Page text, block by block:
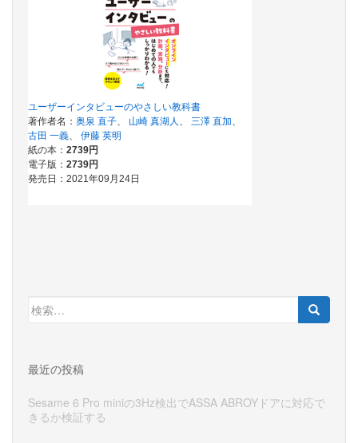
検
索:
最近の投稿
Sesame 6 Pro miniの3Hz検出でASSA ABROYドアに対応で
きるか検証する